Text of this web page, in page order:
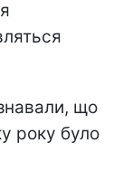
що
року було